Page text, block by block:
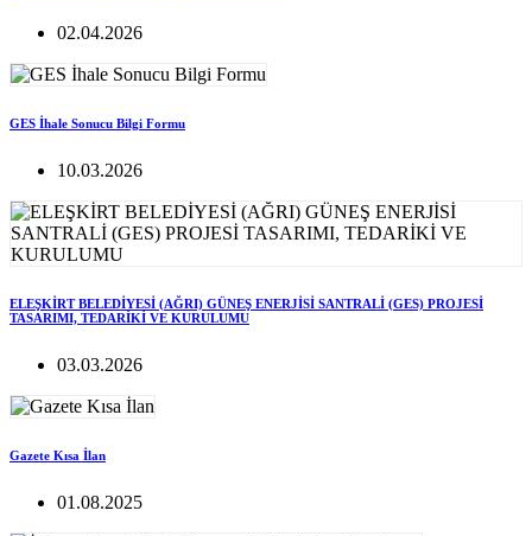
02.04.2026
GES İhale Sonucu Bilgi Formu
10.03.2026
ELEŞKİRT BELEDİYESİ (AĞRI) GÜNEŞ ENERJİSİ SANTRALİ (GES) PROJESİ
TASARIMI, TEDARİKİ VE KURULUMU
03.03.2026
Gazete Kısa İlan
01.08.2025